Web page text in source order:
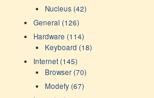
Nucleus (42)
General (126)
Hardware (114)
Keyboard (18)
Internet (145)
Browser (70)
Modefy (67)